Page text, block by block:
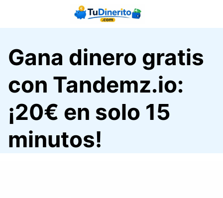
Gana dinero gratis
con Tandemz.io:
¡20€ en solo 15
minutos!